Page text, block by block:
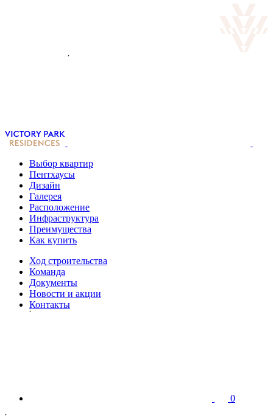
Выбор квартир
Пентхаусы
Дизайн
Галерея
Расположение
Инфраструктура
Преимущества
Как купить
Ход строительства
Команда
Документы
Новости и акции
Контакты
0